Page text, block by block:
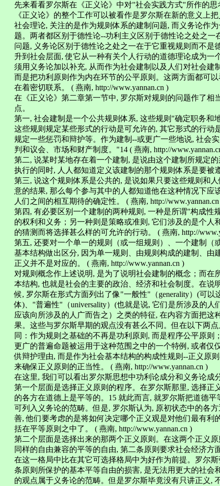
先来看看罗尔斯在《正义论》中对"社会实践方式"所作的思
《正义论》的整个工作可以被看作是罗尔斯在新的意义上
社会理论, 关注的是作为规则体系的建制问题, 而义务论作
题。两者都区别于德性论--功利主义区别于德性论之处之
问题, 义务论区别于德性论之处之一在于它重视规则而不是
升到社会层面, 使它从一种有关个人行动的道德理论成为
须用义务论加以补充, 从而作为社会建制以及人们对社会建
而是把功利原则作为内在环节的公平原则。这两方面都可
在着密切联系。 ( 燕南, http://www.yannan.cn )
在《正义论》第二章第一节中, 罗尔斯对规则的问题作了相
点。
第一, 社会建制是一个公共规则体系, 这些规则"确定职务和
这些规则规定某些形式的行动是可允许的, 其它形式的行动
规定一些惩罚和辩护等。作为建制--或更广一些地说, 社会
判和议会、市场和财产制度。"14 ( 燕南, http://
第二, 说某时某地存在着一个建制, 是说由这个建制所规定
执行的同时, 人人都知道定义该建制的那个规则体系是要被
第三, 说这个规则体系是公共的, 是说如果只要这些规则和
意的结果, 那么每个参与其中的人都知道他在这种情况下应
人们之间的相互期待的确定性。 ( 燕南, http://
第四, 有必要区别一个建制的两种规则, 一种是所谓"构成性
的权利和义务；另一种则是策略或准则, 它们涉及的是个
的猜测而将选择甚么样的可允许的行动。 ( 燕南, http://
第五, 还要对一个单一的规则（或一组规则）、一个建制（
基本结构做出区分, 因为单一规则、由规则构成的建制、由
正义并不是对应的。 ( 燕南, http://www.yannan.cn )
对规则概念作上述说明, 是为了说明社会建制的概念；而在
本结构, 也就是社会的主要的政治、经济和社会制度。在
候, 罗尔斯在形式方面列出了像"一般性"（generality）(可
体)、"普遍性"（universality）(也就是说, 它们是所涉及的
应该向所涉及的人广而告之）之类的特征, 在内容方面把这
果。这些与罗尔斯早期的观点没有甚么不同。但在以下两
同：作为规则之基础的不再是功利原则, 而是程序公平原
更广的普遍命题被运用于这种范围之中的一个特例, 或者仅
供辩护理由, 而是作为社会基本结构的构成性规则--正义原
来确保正义原则的正当性。 ( 燕南, http://www.yannan.cn )
在这里, 我们可以看出罗尔斯思想中功利论成分和义务论成
第一个层面是选择正义原则的程序。在罗尔斯那里, 选择正
的各方在道德上是平等的。15 就此而言, 就罗尔斯把道德
可列入义务论的范畴。但是, 罗尔斯认为, 原初状态中的各
善, 他们要考虑的是将如何决定哪个正义观是对他们最有利
括在平等原则之中了。 ( 燕南, http://www.yannan.cn )
第二个层面是选择出来的那两个正义原则。在这两个正义
同样的自由兼容的平等的自由, 第二条原则要求社会经济
在这一格局中比在其它可选择格局中为好作为前提。罗尔
条原则所保护的基本平等自由的损害, 是无法用更大的社会
的观点属于义务论的范畴。但是罗尔斯毕竟没有只讲正义,